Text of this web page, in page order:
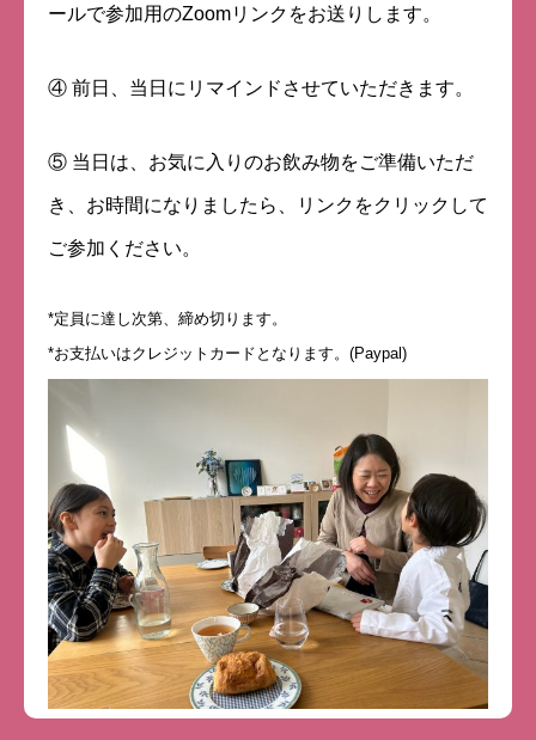
ールで参加用のZoomリンクをお送りします。
④ 前日、当日にリマインドさせていただきます。
⑤ 当日は、お気に入りのお飲み物をご準備いただ
き、お時間になりましたら、リンクをクリックして
ご参加ください。
*定員に達し次第、締め切ります。
*お支払いはクレジットカードとなります。(Paypal)
動画プレゼントのお知らせ
親子1on1メソッドとは？
スピーチキッズ講座とは
プロフィール
ルクセンブルク発！珍獣の日々のツブヤキ(blog)